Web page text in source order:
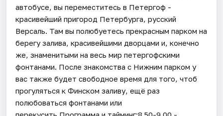
автобусе, вы переместитесь в Петергоф -
красивейший пригород Петербурга, русский
Версаль. Там вы полюбуетесь прекрасным парком на
берегу залива, красивейшими дворцами и, конечно
же, знаменитыми на весь мир петергофскими
фонтанами. После знакомства с Нижним парком у
вас также будет свободное время для того, чтоб
прогуляться к Финском заливу, ещё раз
полюбоваться фонтанами или